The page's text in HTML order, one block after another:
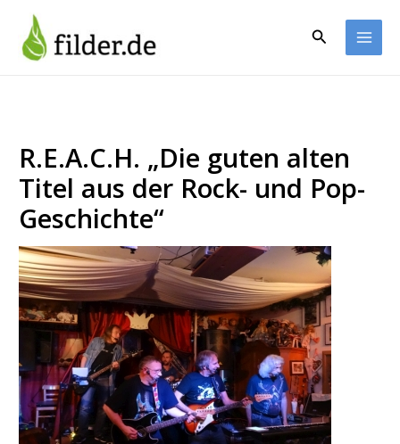
Inhalt
springen
Suchen
R.E.A.C.H. „Die guten alten
Titel aus der Rock- und Pop-
Geschichte“